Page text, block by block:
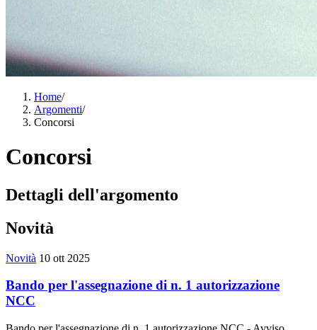
Home/
Argomenti/
Concorsi
Concorsi
Dettagli dell'argomento
Novità
Novità 10 ott 2025
Bando per l'assegnazione di n. 1 autorizzazione
NCC